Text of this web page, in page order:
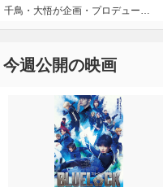
千鳥・大悟が企画・プロデュー…
今週公開の映画